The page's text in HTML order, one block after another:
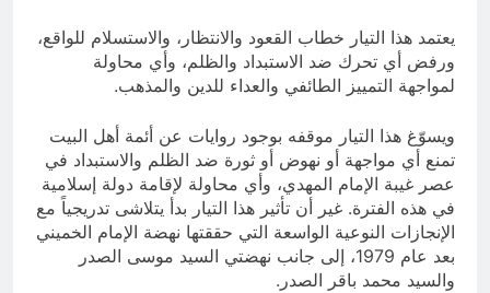
يعتمد هذا التيار خطاب القعود والانتظار، والاستسلام للواقع،
ورفض أي تحرك ضد الاستبداد والظلم، وأي محاولة
لمواجهة التمييز الطائفي والعداء للدين والمذهب.
ويسوّغ هذا التيار موقفه بوجود روايات عن أئمة أهل البيت
تمنع أي مواجهة أو نهوض أو ثورة ضد الظلم والاستبداد في
عصر غيبة الإمام المهدي، وأي محاولة لإقامة دولة إسلامية
في هذه الفترة. غير أن تأثير هذا التيار بدأ يتلاشى تدريجياً مع
الإنجازات النوعية الواسعة التي حققتها نهضة الإمام الخميني
بعد عام 1979، إلى جانب نهضتي السيد موسى الصدر
والسيد محمد باقر الصدر.